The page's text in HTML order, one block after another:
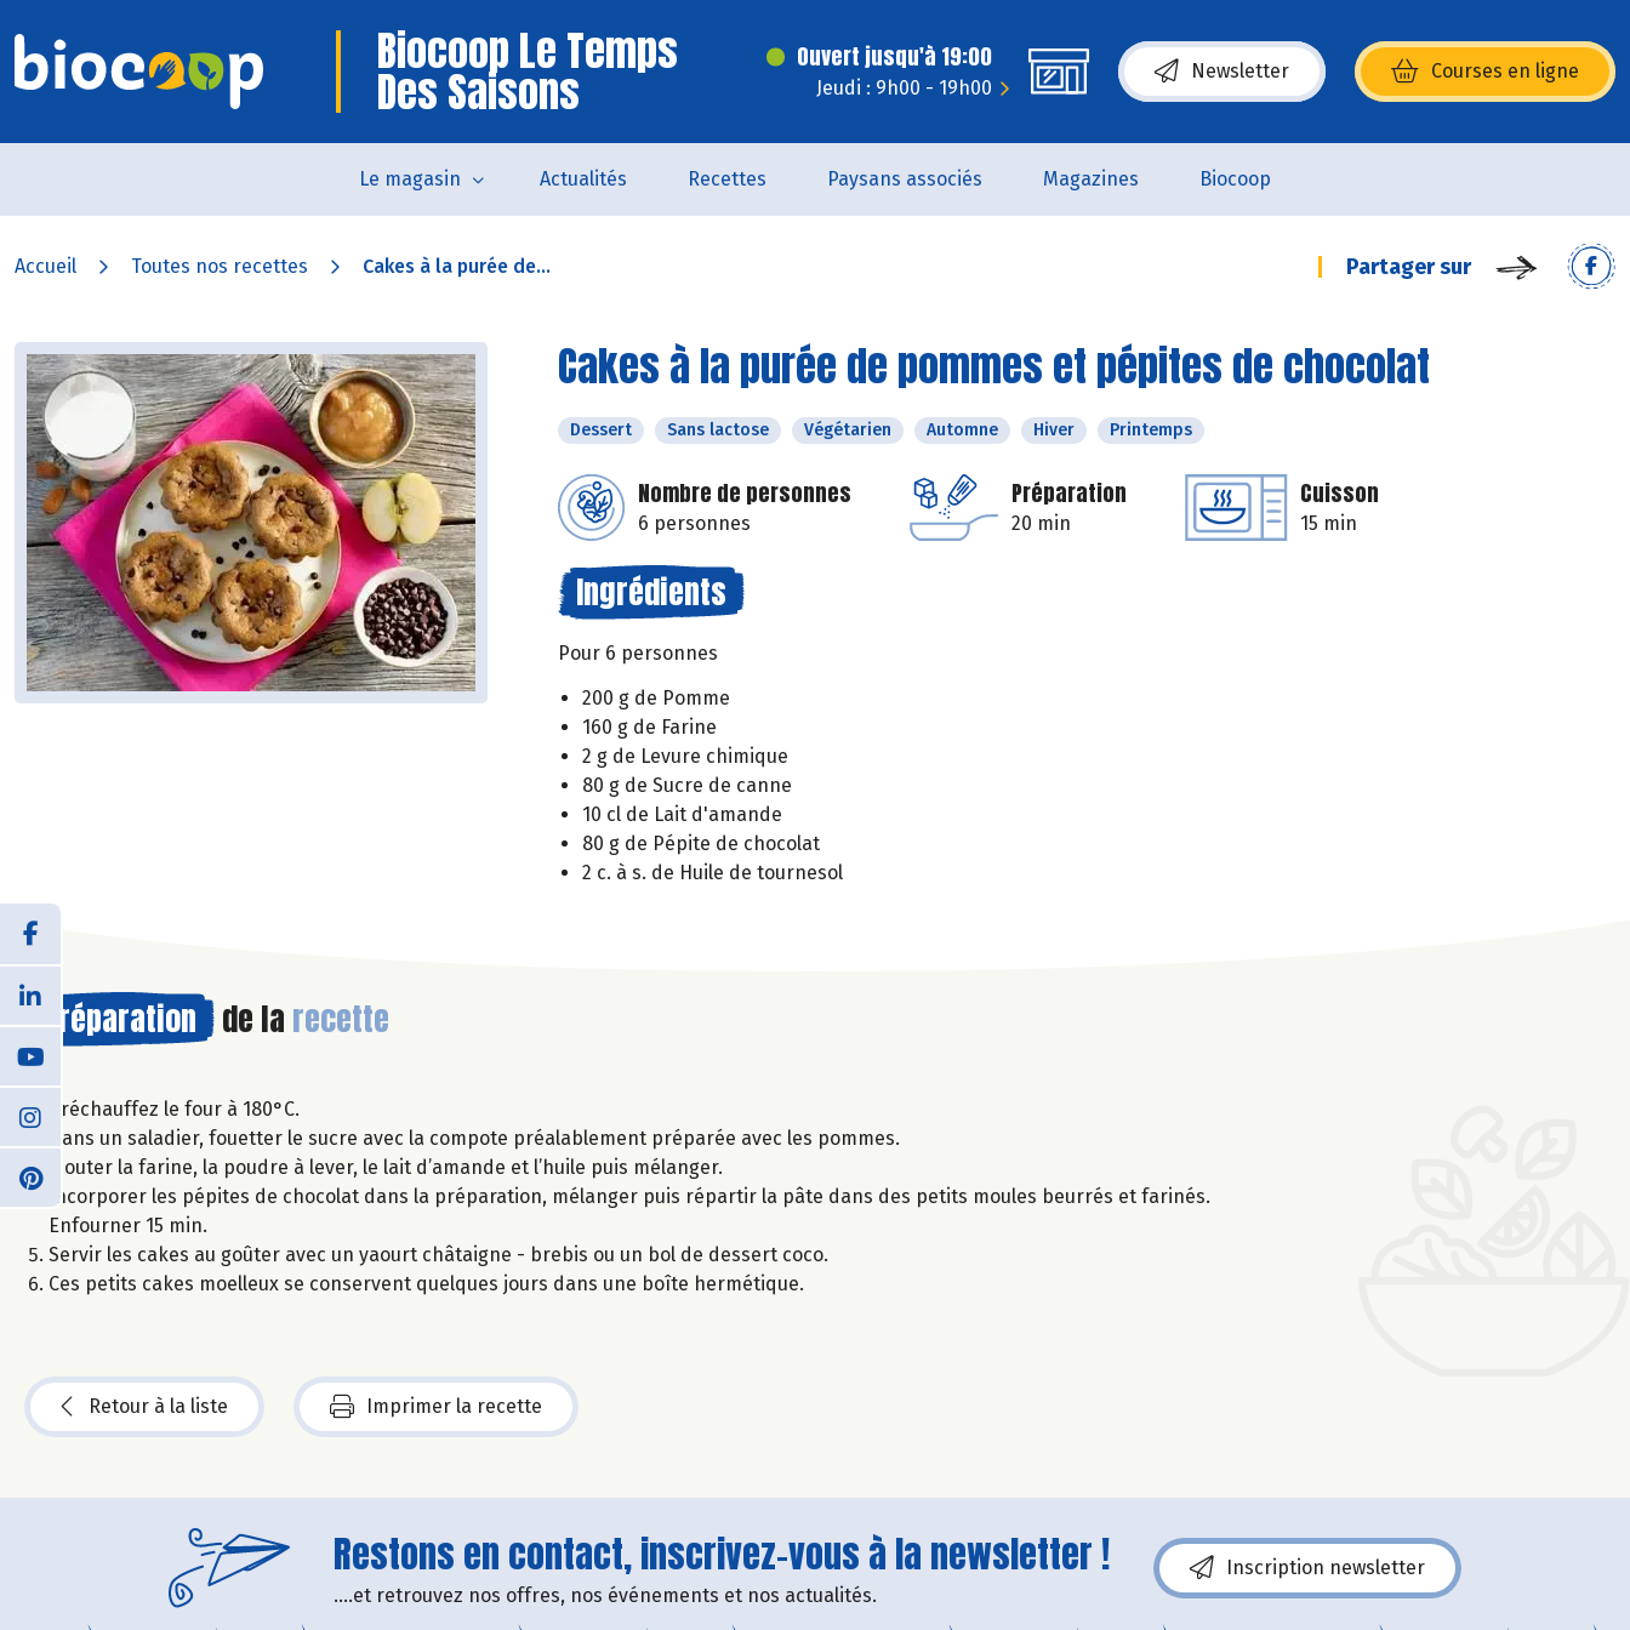
Biocoop Le Temps
Des Saisons
Ouvert jusqu'à 19:00
Jeudi : 9h00 - 19h00
Newsletter Courses en ligne
(s’ouvre dans une nouvelle fenêtre)
Le magasin Actualités Recettes Paysans associés Magazines Biocoop
Accueil Toutes nos recettes Cakes à la purée de... Partager sur
Cakes à la purée de pommes et pépites de chocolat
Dessert Sans lactose Végétarien Automne Hiver Printemps
Nombre de personnes
6 personnes
Préparation
20 min
Cuisson
15 min
Ingrédients
Pour 6 personnes
200 g de Pomme
160 g de Farine
2 g de Levure chimique
80 g de Sucre de canne
10 cl de Lait d'amande
80 g de Pépite de chocolat
2 c. à s. de Huile de tournesol
Préparation de la recette
Préchauffez le four à 180°C.
Dans un saladier, fouetter le sucre avec la compote préalablement préparée avec les pommes.
Ajouter la farine, la poudre à lever, le lait d’amande et l’huile puis mélanger.
Incorporer les pépites de chocolat dans la préparation, mélanger puis répartir la pâte dans des petits moules beurrés et farinés.
Enfourner 15 min.
Servir les cakes au goûter avec un yaourt châtaigne - brebis ou un bol de dessert coco.
Ces petits cakes moelleux se conservent quelques jours dans une boîte hermétique.
Retour à la liste Imprimer la recette
Restons en contact, inscrivez-vous à la newsletter !
....et retrouvez nos offres, nos événements et nos actualités.
Inscription newsletter